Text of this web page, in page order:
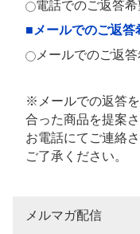
電話でのご返答
■メールでのご返答
メールでのご返答
※メールでの返答
合った商品を提案
お電話にてご連絡
ご了承ください。
メルマガ配信